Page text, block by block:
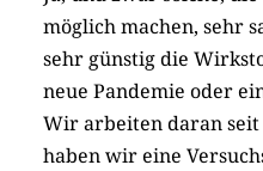
möglich machen, sehr
sehr günstig die
neue Pandemie oder
Wir arbeiten daran
haben wir eine